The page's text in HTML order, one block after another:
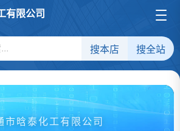
有限公司
搜本店 搜全站
得信赖的合作伙伴
市晗泰化工有限公司